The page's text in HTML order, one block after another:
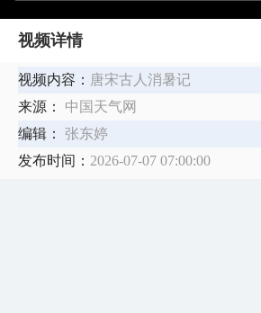
视频详情
视频内容： 唐宋古人消暑记
来源：
中国天气网
编辑：
张东婷
发布时间： 2026-07-07 07:00:00